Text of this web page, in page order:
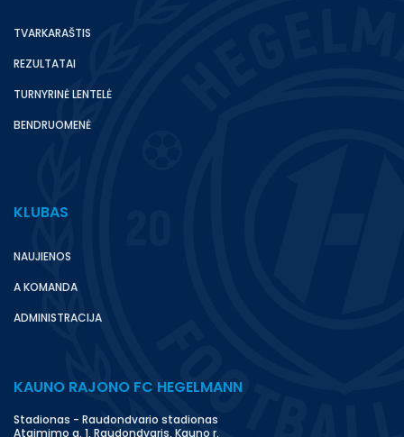
TVARKARAŠTIS
REZULTATAI
TURNYRINĖ LENTELĖ
BENDRUOMENĖ
KLUBAS
NAUJIENOS
A KOMANDA
ADMINISTRACIJA
KAUNO RAJONO FC HEGELMANN
Stadionas - Raudondvario stadionas
Atgimimo g. 1, Raudondvaris, Kauno r.